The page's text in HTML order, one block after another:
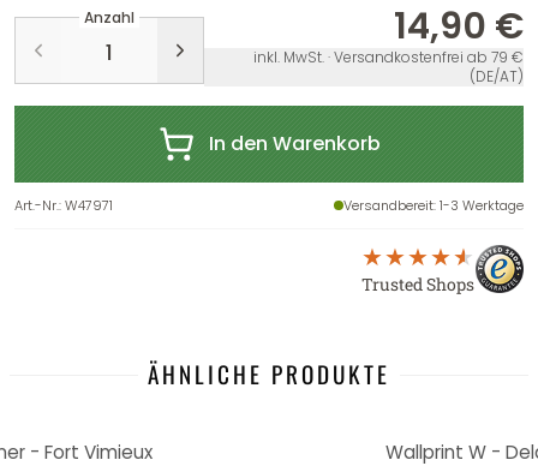
Anzahl 14,90 €
inkl. MwSt. · Versandkostenfrei ab 79 €
(DE/AT)
In den Warenkorb
Art.-Nr.:W47971 Versandbereit: 1-3 Werktage
Trusted Shops
ÄHNLICHE PRODUKTE
- Fort Vimieux
Wallprint W -